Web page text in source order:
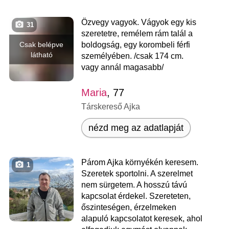
Csak belépve
látható
31
Özvegy vagyok. Vágyok egy kis
szeretetre, remélem rám talál a
boldogság, egy korombeli férfi
személyében. /csak 174 cm.
vagy annál magasabb/
Maria, 77
Társkereső Ajka
nézd meg az adatlapját
1
Párom Ajka környékén keresem.
Szeretek sportolni. A szerelmet
nem sürgetem. A hosszú távú
kapcsolat érdekel. Szereteten,
őszinteségen, érzelmeken
alapuló kapcsolatot keresek, ahol